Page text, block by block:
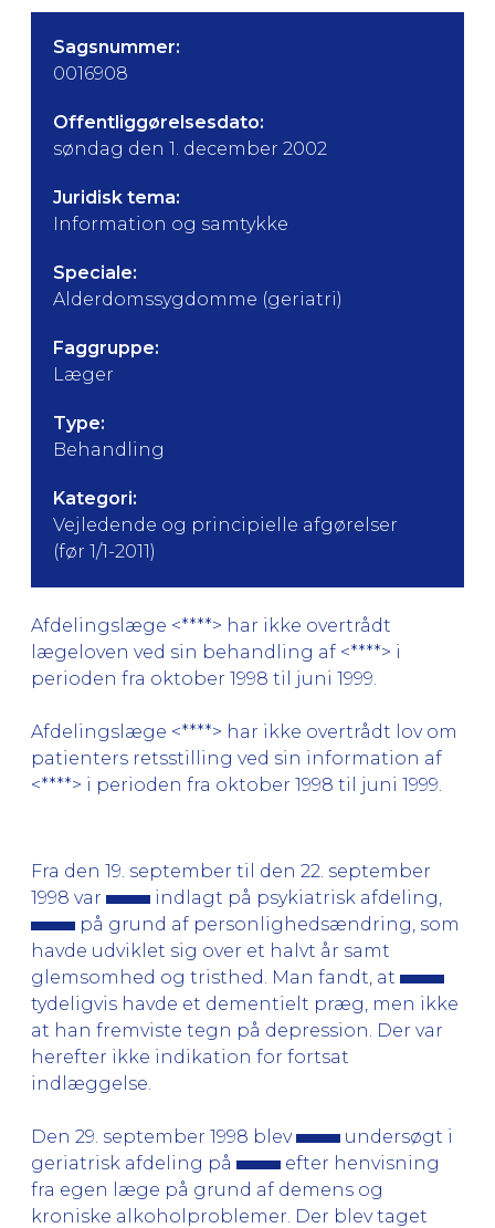
Sagsnummer:
0016908
Offentliggørelsesdato:
søndag den 1. december 2002
Juridisk tema:
Information og samtykke
Speciale:
Alderdomssygdomme (geriatri)
Faggruppe:
Læger
Type:
Behandling
Kategori:
Vejledende og principielle afgørelser
(før 1/1-2011)
Afdelingslæge <****> har ikke overtrådt
lægeloven ved sin behandling af <****> i
perioden fra oktober 1998 til juni 1999.
Afdelingslæge <****> har ikke overtrådt lov om
patienters retsstilling ved sin information af
<****> i perioden fra oktober 1998 til juni 1999.
Fra den 19. september til den 22. september
1998 var
indlagt på psykiatrisk afdeling,
på grund af personlighedsændring, som
havde udviklet sig over et halvt år samt
glemsomhed og tristhed. Man fandt, at
tydeligvis havde et dementielt præg, men ikke
at han fremviste tegn på depression. Der var
herefter ikke indikation for fortsat
indlæggelse.
Den 29. september 1998 blev
undersøgt i
geriatrisk afdeling på
efter henvisning
fra egen læge på grund af demens og
kroniske alkoholproblemer. Der blev taget